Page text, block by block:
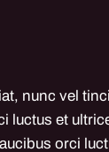
nunc vel
et
orci